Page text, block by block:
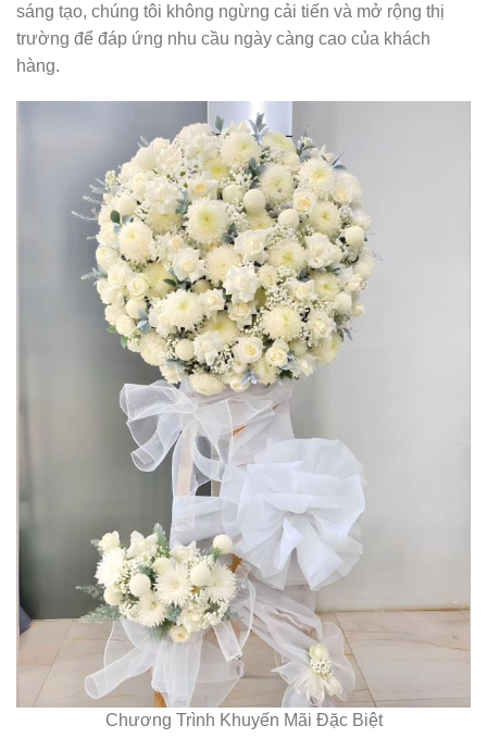
sáng tạo, chúng tôi không ngừng cải tiến và mở rộng thị
trường để đáp ứng nhu cầu ngày càng cao của khách
hàng.
Chương Trình Khuyến Mãi Đặc Biệt